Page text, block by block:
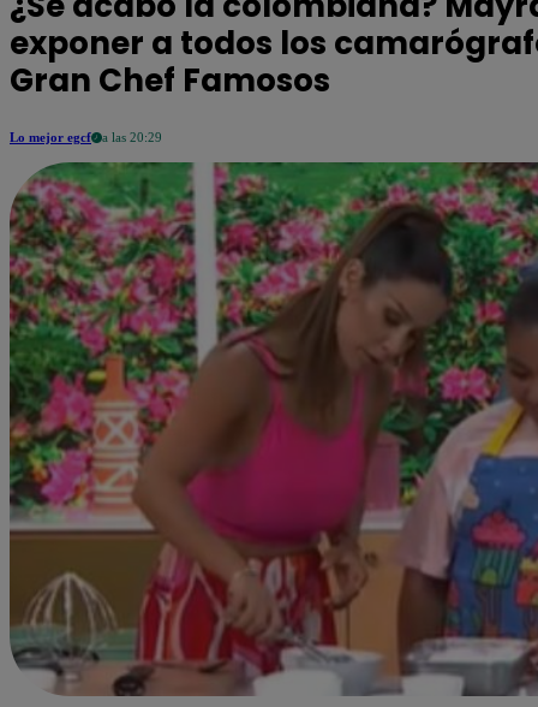
exponer a todos los
Gran Chef Famosos
Lo mejor egcf a las 20:29